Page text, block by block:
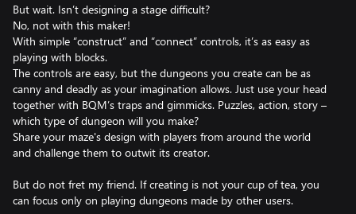
But wait. Isn’t designing a stage difficult?
No, not with this maker!
With simple “construct” and “connect” controls, it’s as easy as
playing with blocks.
The controls are easy, but the dungeons you create can be as
canny and deadly as your imagination allows. Just use your head
together with BQM’s traps and gimmicks. Puzzles, action, story –
which type of dungeon will you make?
Share your maze's design with players from around the world
and challenge them to outwit its creator.
But do not fret my friend. If creating is not your cup of tea, you
can focus only on playing dungeons made by other users.